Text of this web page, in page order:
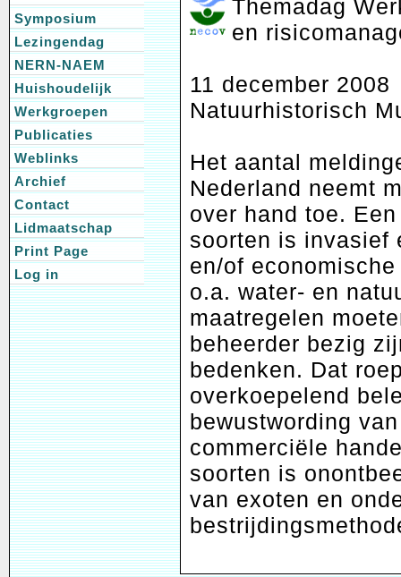
Themadag
en
11 december 2008
Natuurhistorisch
Het aantal
Nederland neemt
over hand toe.
soorten is invasief
en/of
o.a. water- en
maatregelen
beheerder bezig
bedenken. Dat
overkoepelend
bewustwording
commerciële
soorten is
van exoten en
Symposium
Lezingendag
NERN-NAEM
Huishoudelijk
Werkgroepen
Publicaties
Weblinks
Archief
Contact
Lidmaatschap
Print Page
Log in